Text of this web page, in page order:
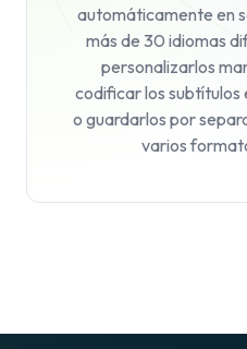
automáticamente en
más de 30 idiomas
personalizarlos
codificar los subtítulos
o guardarlos por
varios